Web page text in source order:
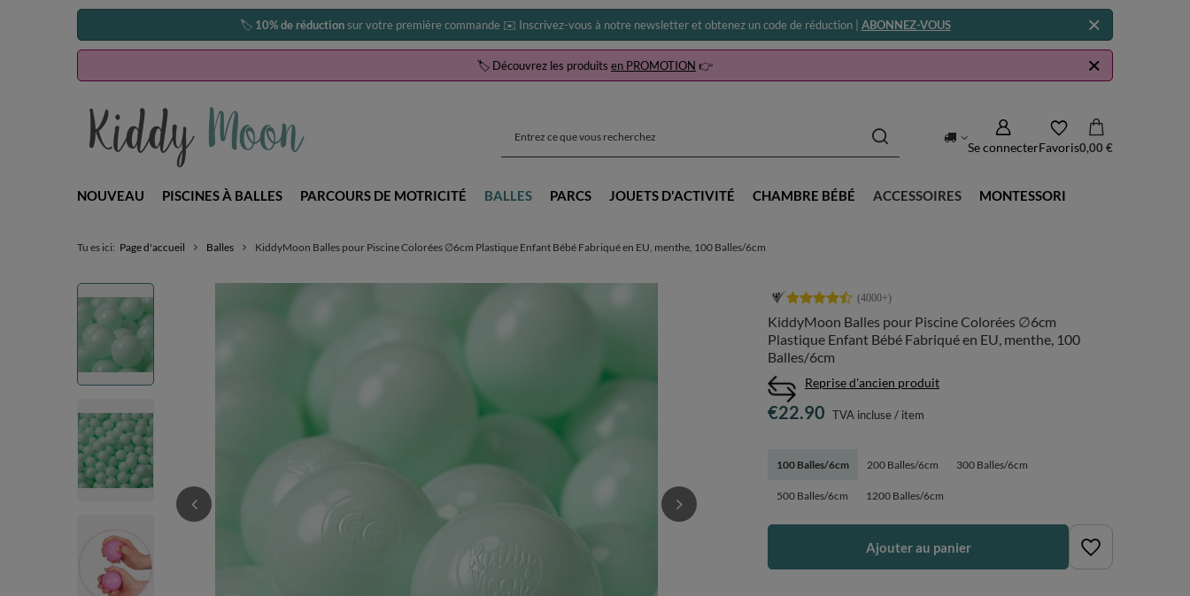
🏷️ 10% de réductionsur votre première commande ✉️ Inscrivez-vous à notre newsletter et obtenez un code de réduction | ABONNEZ-VOUS
🏷️ Découvrez les produits en PROMOTION 👉
Se connecterFavoris0,00 €
NOUVEAU PISCINES À BALLES PARCOURS DE MOTRICITÉ BALLES PARCS JOUETS D'ACTIVITÉ CHAMBRE BÉBÉ ACCESSOIRES MONTESSORI
Tu es ici: Page d'accueil Balles KiddyMoon Balles pour Piscine Colorées ∅6cm Plastique Enfant Bébé Fabriqué en EU, menthe, 100 Balles/6cm
KiddyMoon Balles pour Piscine Colorées ∅6cm
Plastique Enfant Bébé Fabriqué en EU, menthe, 100
Balles/6cm
Reprise d'ancien produit
100 Balles/6cm 200 Balles/6cm 300 Balles/6cm
500 Balles/6cm 1200 Balles/6cm
€22.90 TVA incluse/ item
Ajouter au panier